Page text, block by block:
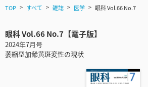
TOP すべて 雑誌 医学 眼科 Vol.66 No.7
眼科 Vol.66 No.7【電子版】
2024年7月号
萎縮型加齢黄斑変性の現状